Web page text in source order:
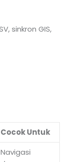
sinkron GIS,
Cocok Untuk
Navigasi